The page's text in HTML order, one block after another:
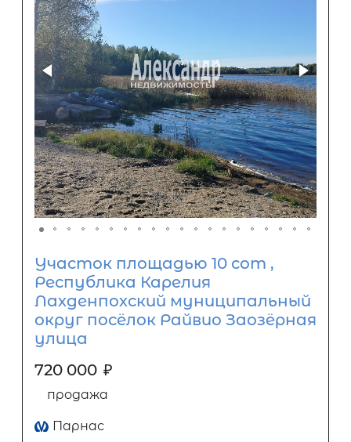
Участок площадью 10 сот ,
Республика Карелия
Лахденпохский муниципальный
округ посёлок Райвио Заозёрная
улица
720 000 ₽
продажа
Парнас